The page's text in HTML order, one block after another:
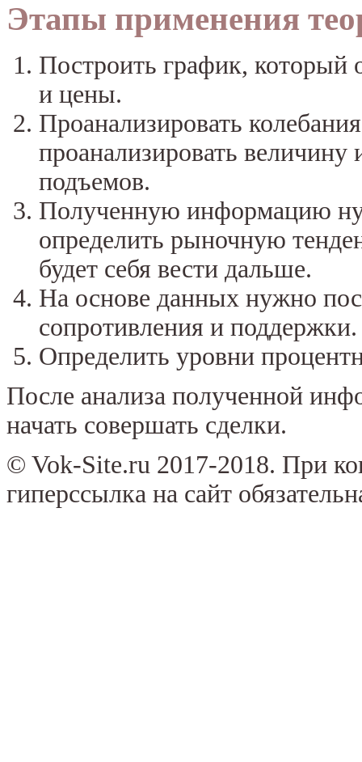
Этапы применения
Построить график, который
и цены.
Проанализировать
проанализировать
подъемов.
Полученную информацию
определить рыночную
будет себя вести дальше.
На основе данных нужно
сопротивления и поддержки.
Определить уровни
После анализа полученной
начать совершать сделки.
© Vok-Site.ru 2017-2018. При
гиперссылка на сайт